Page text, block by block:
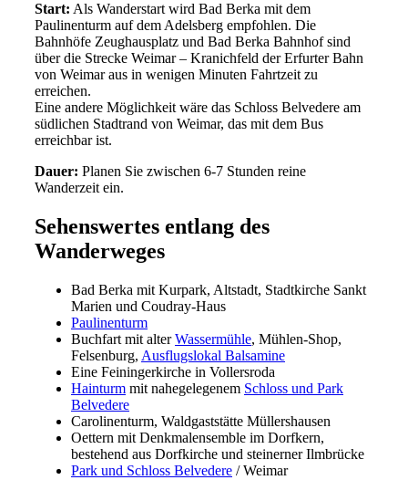
Start: Als Wanderstart wird Bad Berka mit dem
Paulinenturm auf dem Adelsberg empfohlen. Die
Bahnhöfe Zeughausplatz und Bad Berka Bahnhof sind
über die Strecke Weimar – Kranichfeld der Erfurter Bahn
von Weimar aus in wenigen Minuten Fahrtzeit zu
erreichen.
Eine andere Möglichkeit wäre das Schloss Belvedere am
südlichen Stadtrand von Weimar, das mit dem Bus
erreichbar ist.
Dauer: Planen Sie zwischen 6-7 Stunden reine
Wanderzeit ein.
Sehenswertes entlang des
Wanderweges
Bad Berka mit Kurpark, Altstadt, Stadtkirche Sankt
Marien und Coudray-Haus
Paulinenturm
Buchfart mit alterWassermühle, Mühlen-Shop,
Felsenburg, Ausflugslokal Balsamine
Eine Feiningerkirche in Vollersroda
Hainturm mit nahegelegenem Schloss und Park
Belvedere
Carolinenturm, Waldgaststätte Müllershausen
Oettern mit Denkmalensemble im Dorfkern,
bestehend aus Dorfkirche und steinerner Ilmbrücke
Park und Schloss Belvedere / Weimar